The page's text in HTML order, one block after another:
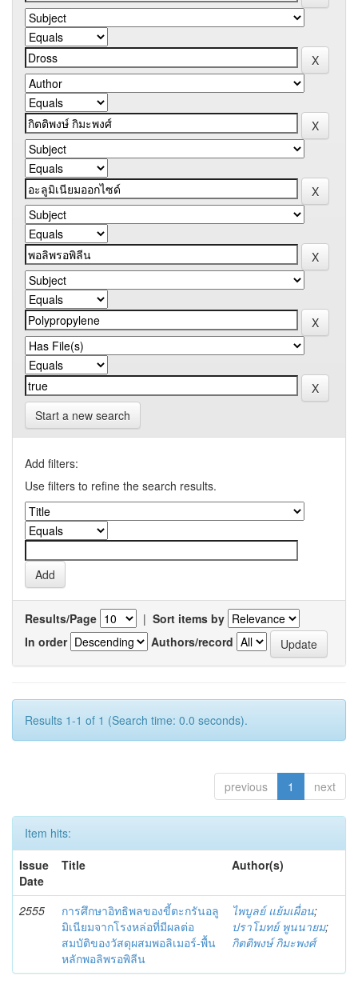
Start a new search
Add filters:
Use filters to refine the search results.
Results/Page | Sort items by
In order
Authors/record
Results 1-1 of 1 (Search time: 0.0 seconds).
previous 1 next
Item hits:
Issue
Date
Title Author(s)
2555
การศึกษาอิทธิพลของขี้ตะกรันอลู
มิเนียมจากโรงหล่อที่มีผลต่อ
สมบัติของวัสดุผสมพอลิเมอร์-พื้น
หลักพอลิพรอพิลีน
ไพบูลย์ แย้มเผื่อน;
ปราโมทย์ พูนนายม;
กิตติพงษ์ กิมะพงศ์